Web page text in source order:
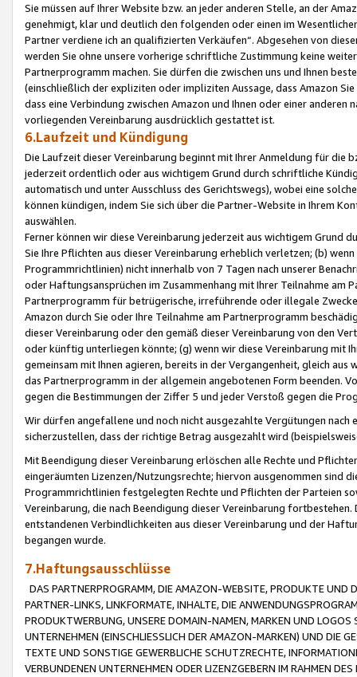
Sie müssen auf Ihrer Website bzw. an jeder anderen Stelle, an der
genehmigt, klar und deutlich den folgenden oder einen im
Partner verdiene ich an qualifizierten Verkäufen“. Abgesehen von
werden Sie ohne unsere vorherige schriftliche Zustimmung keine
Partnerprogramm machen. Sie dürfen die zwischen uns und Ihnen
(einschließlich der expliziten oder impliziten Aussage, dass Amazon
dass eine Verbindung zwischen Amazon und Ihnen oder einer
vorliegenden Vereinbarung ausdrücklich gestattet ist.
6.Laufzeit und Kündigung
Die Laufzeit dieser Vereinbarung beginnt mit Ihrer Anmeldung für die
jederzeit ordentlich oder aus wichtigem Grund durch schriftliche
automatisch und unter Ausschluss des Gerichtswegs), wobei eine
können kündigen, indem Sie sich über die Partner-Website in Ihrem
auswählen.
Ferner können wir diese Vereinbarung jederzeit aus wichtigem Grund
Sie Ihre Pflichten aus dieser Vereinbarung erheblich verletzen; (b)
Programmrichtlinien) nicht innerhalb von 7 Tagen nach unserer
oder Haftungsansprüchen im Zusammenhang mit Ihrer Teilnahme am
Partnerprogramm für betrügerische, irreführende oder illegale
Amazon durch Sie oder Ihre Teilnahme am Partnerprogramm
dieser Vereinbarung oder den gemäß dieser Vereinbarung von den
oder künftig unterliegen könnte; (g) wenn wir diese Vereinbarung mit
gemeinsam mit Ihnen agieren, bereits in der Vergangenheit, gleich
das Partnerprogramm in der allgemein angebotenen Form beenden.
gegen die Bestimmungen der Ziffer 5 und jeder Verstoß gegen die
Wir dürfen angefallene und noch nicht ausgezahlte Vergütungen
sicherzustellen, dass der richtige Betrag ausgezahlt wird
Mit Beendigung dieser Vereinbarung erlöschen alle Rechte und
eingeräumten Lizenzen/Nutzungsrechte; hiervon ausgenommen sind
Programmrichtlinien festgelegten Rechte und Pflichten der Parteien
Vereinbarung, die nach Beendigung dieser Vereinbarung
entstandenen Verbindlichkeiten aus dieser Vereinbarung und der
begangen wurde.
7.Haftungsausschlüsse
DAS PARTNERPROGRAMM, DIE AMAZON-WEBSITE, PRODUKTE UND
PARTNER-LINKS, LINKFORMATE, INHALTE, DIE
PRODUKTWERBUNG, UNSERE DOMAIN-NAMEN, MARKEN UND
UNTERNEHMEN (EINSCHLIESSLICH DER AMAZON-MARKEN) UND DIE
TEXTE UND SONSTIGE GEWERBLICHE SCHUTZRECHTE,
VERBUNDENEN UNTERNEHMEN ODER LIZENZGEBERN IM RAHMEN